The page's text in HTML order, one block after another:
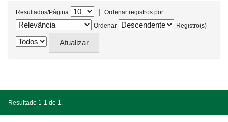
Resultados/Página |
Ordenar registros por
Ordenar
Registro(s)
Resultado 1-1 de 1.